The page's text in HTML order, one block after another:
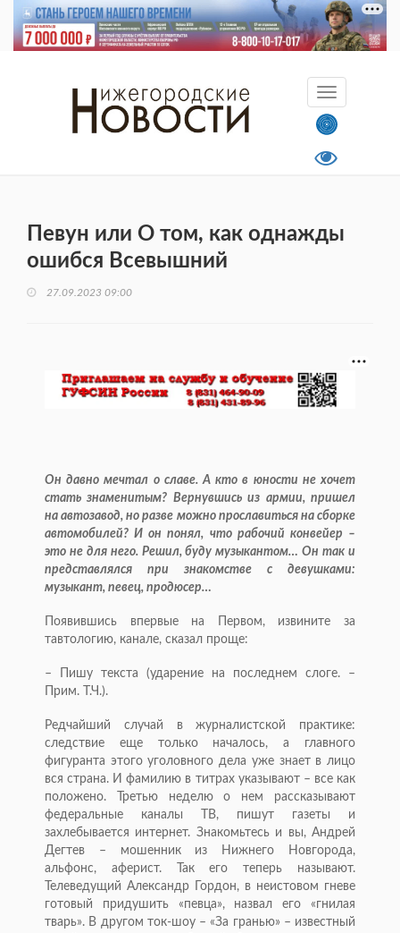
Певун или О том, как однажды
ошибся Всевышний
27.09.2023 09:00
Он давно мечтал о славе. А кто в юности не хочет
стать знаменитым? Вернувшись из армии, пришел
на автозавод, но разве можно прославиться на сборке
автомобилей? И он понял, что рабочий конвейер –
это не для него. Решил, буду музыкантом… Он так и
представлялся при знакомстве с девушками:
музыкант, певец, продюсер…
Появившись впервые на Первом, извините за
тавтологию, канале, сказал проще:
– Пишу текста (ударение на последнем слоге. –
Прим. Т.Ч.).
Редчайший случай в журналистской практике:
следствие еще только началось, а главного
фигуранта этого уголовного дела уже знает в лицо
вся страна. И фамилию в титрах указывают – все как
положено. Третью неделю о нем рассказывают
федеральные каналы ТВ, пишут газеты и
захлебывается интернет. Знакомьтесь и вы, Андрей
Дегтев – мошенник из Нижнего Новгорода,
альфонс, аферист. Так его теперь называют.
Телеведущий Александр Гордон, в неистовом гневе
готовый придушить «певца», назвал его «гнилая
тварь». В другом ток-шоу – «За гранью» – известный